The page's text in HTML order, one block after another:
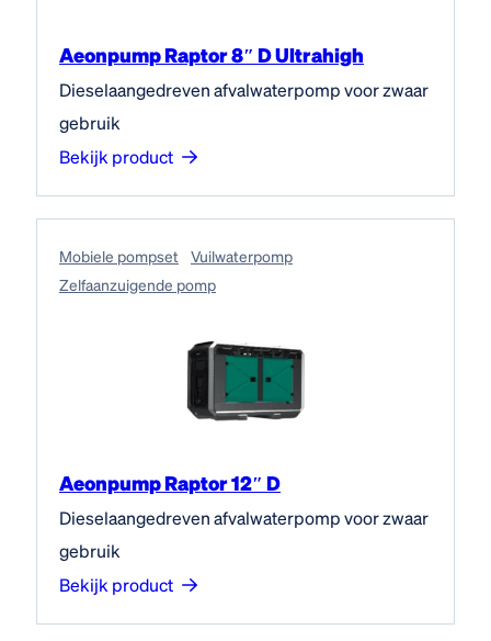
Aeonpump Raptor 8″ D Ultrahigh
Dieselaangedreven afvalwaterpomp voor zwaar
gebruik
Bekijk product
Mobiele pompset
Vuilwaterpomp
Zelfaanzuigende pomp
Aeonpump Raptor 12″ D
Dieselaangedreven afvalwaterpomp voor zwaar
gebruik
Bekijk product